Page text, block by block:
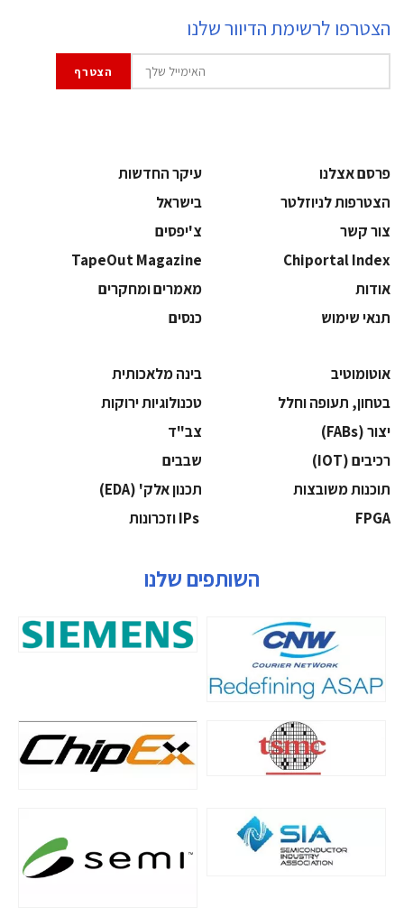
הצטרפו לרשימת הדיוור שלנו
פרסם אצלנו
עיקר החדשות
הצטרפות לניוזלטר
בישראל
צור קשר
צ'יפסים
Chiportal Index
TapeOut Magazine
אודות
מאמרים ומחקרים
תנאי שימוש
כנסים
אוטומוטיב
בינה מלאכותית
בטחון, תעופה וחלל
‫טכנולוגיות ירוקות‬
‫יצור (‪(FABs‬‬
‫צב"ד‬
‫רכיבים‬ (IOT)
‫שבבים‬
‫תוכנות משובצות‬
‫תכנון אלק' (‪(EDA‬‬
‫‪FPGA‬‬
השותפים שלנו